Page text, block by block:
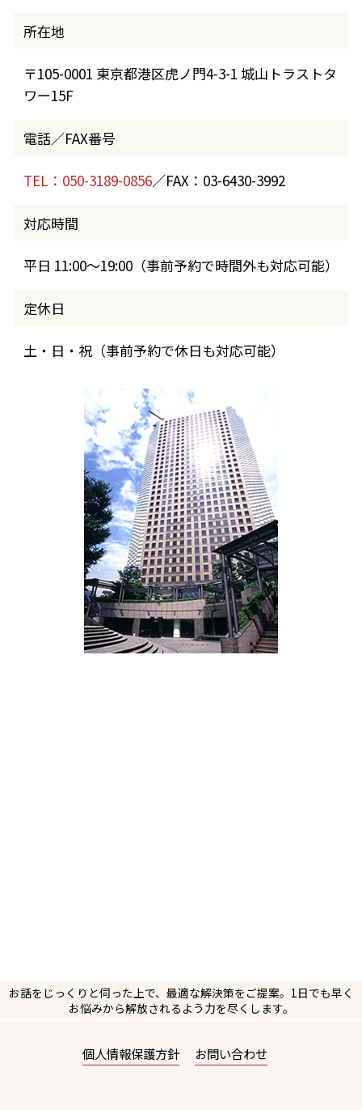
所在地
〒105-0001 東京都港区虎ノ門4-3-1 城山トラストタ
ワー15F
電話／FAX番号
TEL：050-3189-0856／FAX：03-6430-3992
対応時間
平日 11:00～19:00（事前予約で時間外も対応可能）
定休日
土・日・祝（事前予約で休日も対応可能）
お話をじっくりと伺った上で、最適な解決策をご提案。1日でも早く
お悩みから解放されるよう力を尽くします。
個人情報保護方針 お問い合わせ